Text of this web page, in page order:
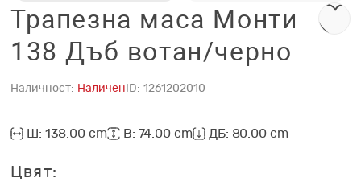
Трапезна маса Монти
138 Дъб вотан/черно
Наличност: Наличен ID: 1261202010
Ш: 138.00 cm В: 74.00 cm ДБ: 80.00 cm
Цвят: